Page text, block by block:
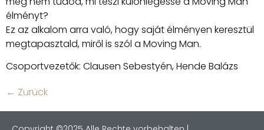
élményt?
Ez az alkalom arra való, hogy saját élményen keresztül
megtapasztald, miről is szól a Moving Man.
Csoportvezetők: Clausen Sebestyén, Hende Balázs
← Zurück